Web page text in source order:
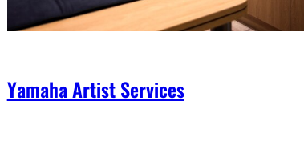
Yamaha Artist Services